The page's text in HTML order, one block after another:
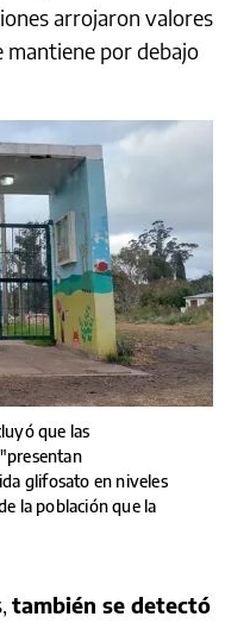
arrojaron valores
mantiene por debajo
que las
glifosato en niveles
la población que la
también se detectó